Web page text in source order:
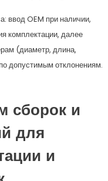
ввод OEM при наличии,
комплектации, далее
(диаметр, длина,
допустимым отклонениям.
сборок и
для
и